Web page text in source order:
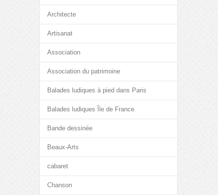
Architecte
Artisanat
Association
Association du patrimoine
Balades ludiques à pied dans Paris
Balades ludiques Île de France
Bande dessinée
Beaux-Arts
cabaret
Chanson